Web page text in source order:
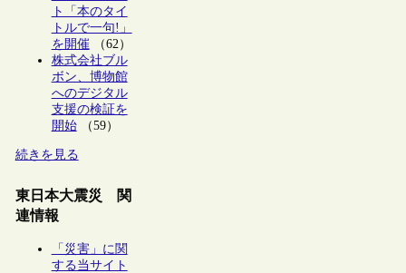
ト「本のタイ
トルで一句!」
を開催（62）
株式会社ブル
ボン、博物館
へのデジタル
支援の検証を
開始（59）
続きを見る
東日本大震災 関
連情報
「災害」に関
する当サイト